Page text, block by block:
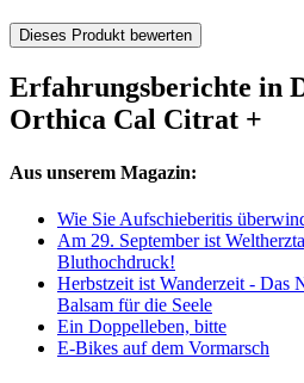
Dieses Produkt bewerten
Erfahrungsberichte in
Orthica Cal Citrat +
Aus unserem Magazin:
Wie Sie Aufschieberitis
Am 29. September ist
Bluthochdruck!
Herbstzeit ist Wanderzeit - Das
Balsam für die Seele
Ein Doppelleben, bitte
E-Bikes auf dem Vormarsch